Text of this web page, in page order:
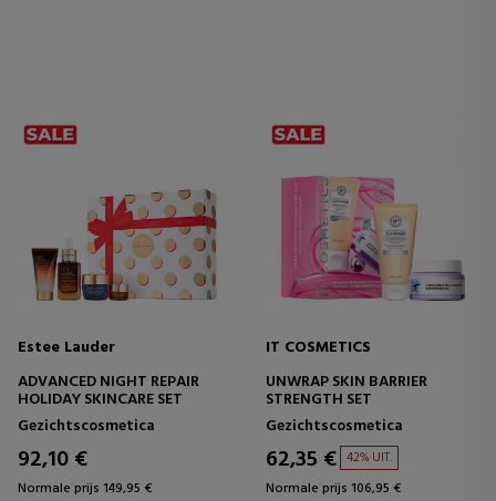
Estee Lauder
ADVANCED NIGHT REPAIR
HOLIDAY SKINCARE SET
Gezichtscosmetica
92,10 €
Normale prijs 149,95 €
IT COSMETICS
UNWRAP SKIN BARRIER
STRENGTH SET
Gezichtscosmetica
62,35 € 42% UIT.
Normale prijs 106,95 €